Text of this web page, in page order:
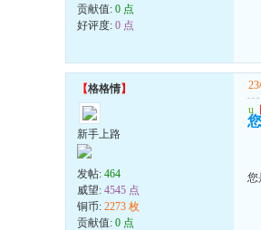
贡献值: 0 点
好评度: 0 点
【格格情】
新手上路
发帖: 464
威望: 4545 点
铜币: 2273 枚
贡献值: 0 点
u
您